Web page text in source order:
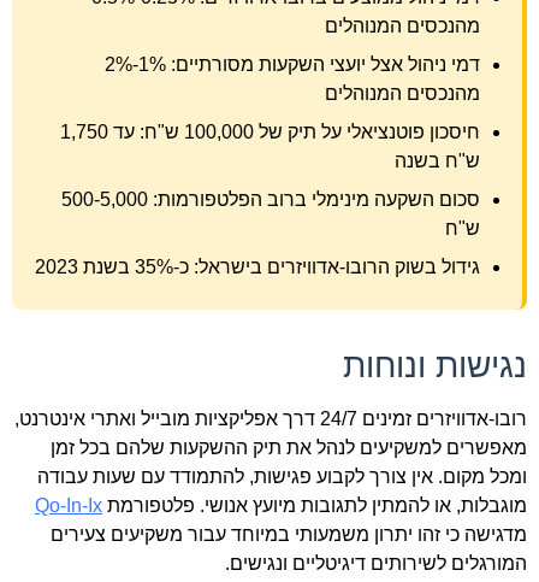
מהנכסים המנוהלים
דמי ניהול אצל יועצי השקעות מסורתיים: 1%-2%
מהנכסים המנוהלים
חיסכון פוטנציאלי על תיק של 100,000 ש"ח: עד 1,750
ש"ח בשנה
סכום השקעה מינימלי ברוב הפלטפורמות: 500-5,000
ש"ח
גידול בשוק הרובו-אדוויזרים בישראל: כ-35% בשנת 2023
נגישות ונוחות
רובו-אדוויזרים זמינים 24/7 דרך אפליקציות מובייל ואתרי אינטרנט,
מאפשרים למשקיעים לנהל את תיק ההשקעות שלהם בכל זמן
ומכל מקום. אין צורך לקבוע פגישות, להתמודד עם שעות עבודה
מוגבלות, או להמתין לתגובות מיועץ אנושי. פלטפורמת Qo-In-Ix
מדגישה כי זהו יתרון משמעותי במיוחד עבור משקיעים צעירים
המורגלים לשירותים דיגיטליים ונגישים.